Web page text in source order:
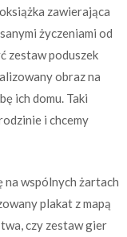
zawierająca
życzeniami od
zestaw poduszek
obraz na
ich domu. Taki
i chcemy
wspólnych żartach
plakat z mapą
czy zestaw gier